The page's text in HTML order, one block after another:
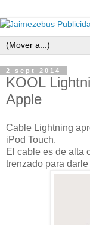
2 sept 2014
KOOL
Apple
Cable Lightning
iPod Touch.
El cable es de alta
trenzado para